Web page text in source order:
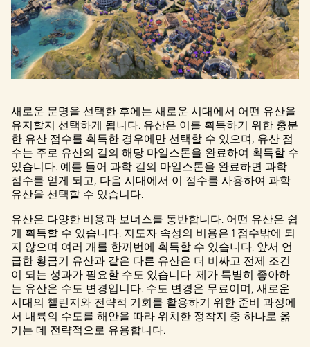
새로운 문명을 선택한 후에는 새로운 시대에서 어떤 유산을
유지할지 선택하게 됩니다. 유산은 이를 획득하기 위한 충분
한 유산 점수를 획득한 경우에만 선택할 수 있으며, 유산 점
수는 주로 유산의 길의 해당 마일스톤을 완료하여 획득할 수
있습니다. 예를 들어 과학 길의 마일스톤을 완료하면 과학
점수를 얻게 되고, 다음 시대에서 이 점수를 사용하여 과학
유산을 선택할 수 있습니다.
유산은 다양한 비용과 보너스를 동반합니다. 어떤 유산은 쉽
게 획득할 수 있습니다. 지도자 속성의 비용은 1 점수밖에 되
지 않으며 여러 개를 한꺼번에 획득할 수 있습니다. 앞서 언
급한 황금기 유산과 같은 다른 유산은 더 비싸고 전제 조건
이 되는 성과가 필요할 수도 있습니다. 제가 특별히 좋아하
는 유산은 수도 변경입니다. 수도 변경은 무료이며, 새로운
시대의 챌린지와 전략적 기회를 활용하기 위한 준비 과정에
서 내륙의 수도를 해안을 따라 위치한 정착지 중 하나로 옮
기는 데 전략적으로 유용합니다.